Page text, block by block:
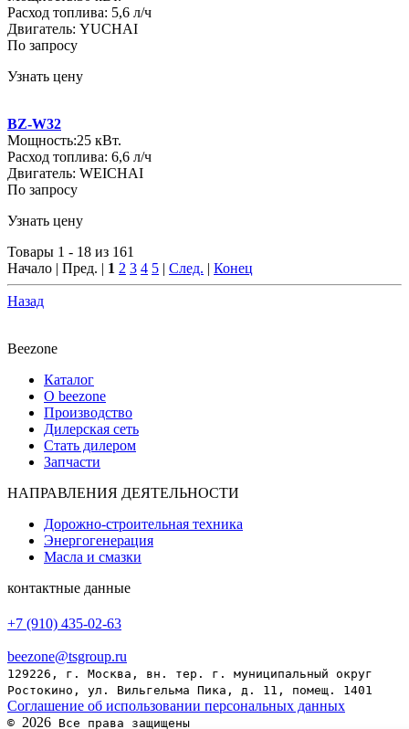
Расход топлива: 5,6 л/ч
Двигатель: YUCHAI
По запросу
Узнать цену
BZ-W32
Мощность:25 кВт.
Расход топлива: 6,6 л/ч
Двигатель: WEICHAI
По запросу
Узнать цену
Товары 1 - 18 из 161
Начало | Пред. | 1 2 3 4 5 | След. | Конец
Назад
Beezone
Каталог
О beezone
Производство
Дилерская сеть
Стать дилером
Запчасти
НАПРАВЛЕНИЯ ДЕЯТЕЛЬНОСТИ
Дорожно-строительная техника
Энергогенерация
Масла и смазки
контактные данные
+7 (910) 435-02-63
beezone@tsgroup.ru
129226, г. Москва, вн. тер. г. муниципальный округ
Ростокино, ул. Вильгельма Пика, д. 11, помещ. 1401
Соглашение об использовании персональных данных
© 2026 Все права защищены